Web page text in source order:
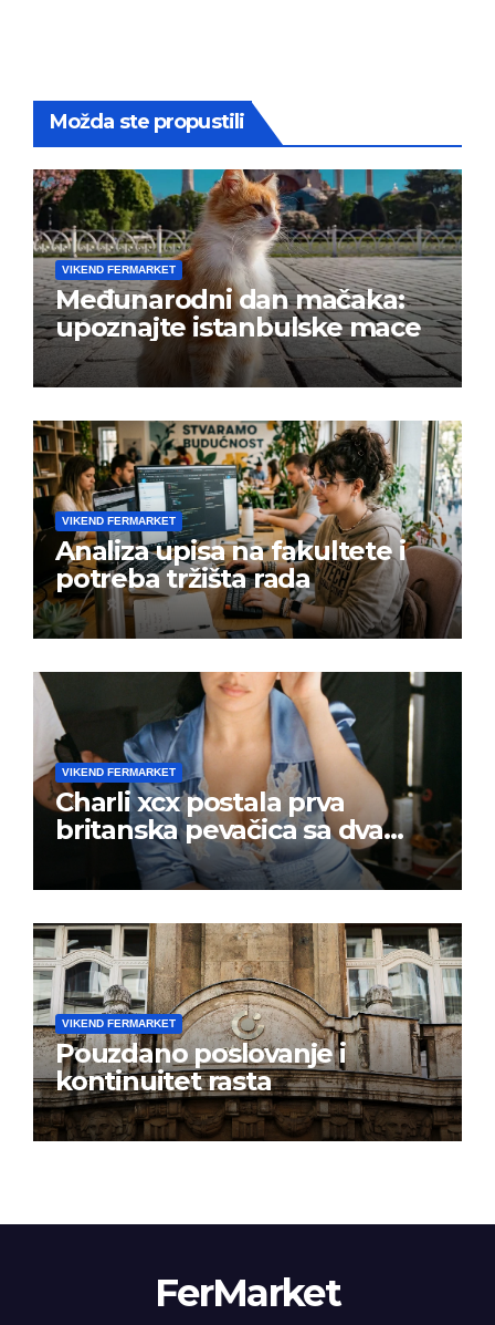
Možda ste propustili
VIKEND FERMARKET
Međunarodni dan mačaka:
upoznajte istanbulske mace
VIKEND FERMARKET
Analiza upisa na fakultete i
potreba tržišta rada
VIKEND FERMARKET
Charli xcx postala prva
britanska pevačica sa dva
albuma na prvom mestu u
istoj kalendarskoj godini
VIKEND FERMARKET
Pouzdano poslovanje i
kontinuitet rasta
FerMarket